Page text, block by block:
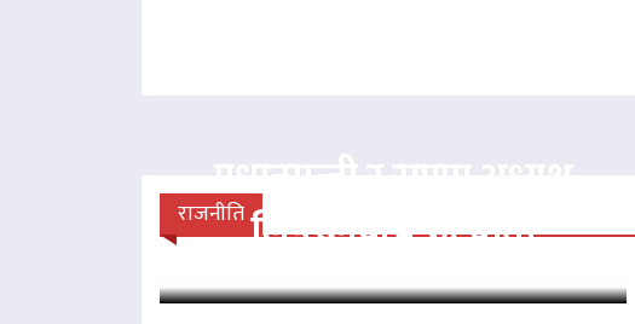
राजनीति
प्रधानमन्त्री र राप्रपा अध्यक्ष
लिङदेनबीच भेटवार्ता